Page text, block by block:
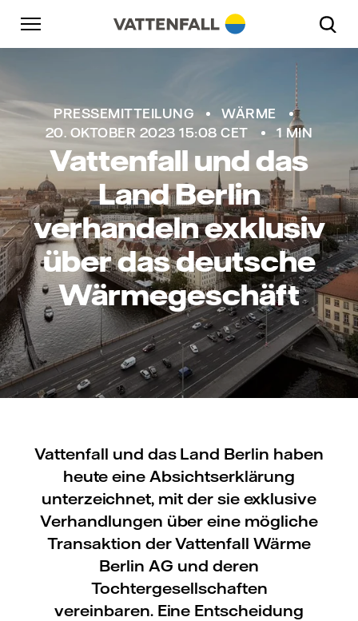
Überspringen
Zurück zur Hauptnavigation
Gehe zur Fußzeile
PRESSEMITTEILUNG
WÄRME
20. OKTOBER 2023 15:08 CET
1 MIN
Vattenfall und das
Land Berlin
verhandeln exklusiv
über das deutsche
Wärmegeschäft
Vattenfall und das Land Berlin haben
heute eine Absichtserklärung
unterzeichnet, mit der sie exklusive
Verhandlungen über eine mögliche
Transaktion der Vattenfall Wärme
Berlin AG und deren
Tochtergesellschaften
vereinbaren. Eine Entscheidung
Zurück zur Hauptnavigation